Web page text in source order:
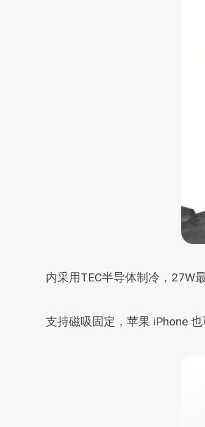
内采用TEC半导体制冷，27W
支持磁吸固定，苹果 iPhone 也